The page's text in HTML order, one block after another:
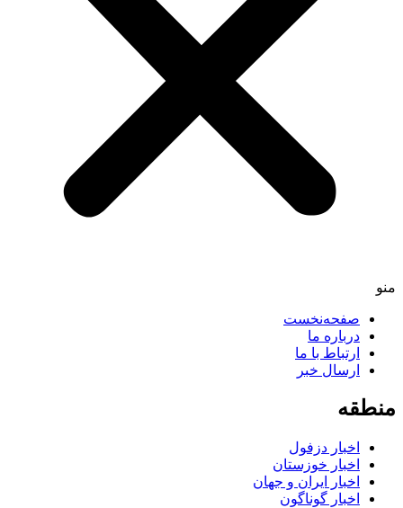
منو
صفحه‌نخست
درباره ما
ارتباط با ما
ارسال خبر
منطقه
اخبار دزفول
اخبار خوزستان
اخبار ایران و جهان
اخبار گوناگون